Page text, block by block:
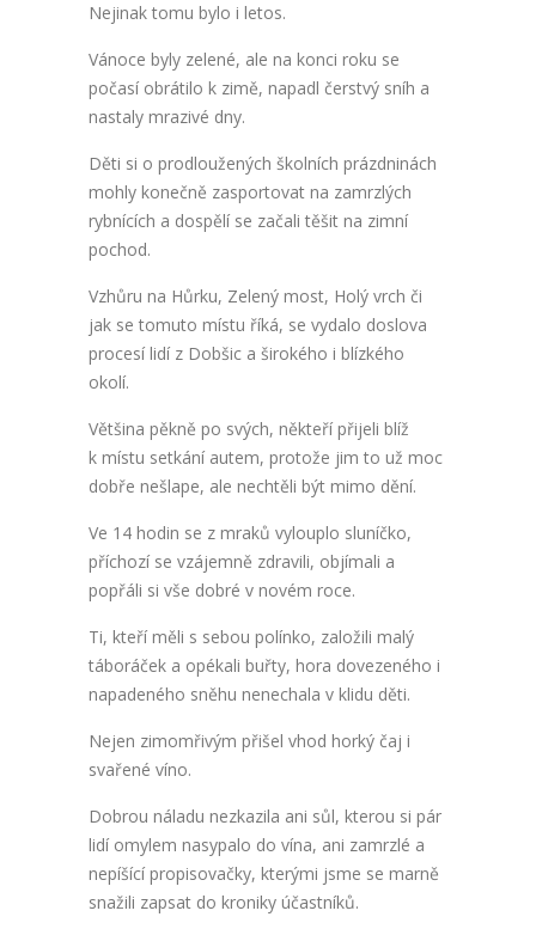
Nejinak tomu bylo i letos.
Vánoce byly zelené, ale na konci roku se
počasí obrátilo k zimě, napadl čerstvý sníh a
nastaly mrazivé dny.
Děti si o prodloužených školních prázdninách
mohly konečně zasportovat na zamrzlých
rybnících a dospělí se začali těšit na zimní
pochod.
Vzhůru na Hůrku, Zelený most, Holý vrch či
jak se tomuto místu říká, se vydalo doslova
procesí lidí z Dobšic a širokého i blízkého
okolí.
Většina pěkně po svých, někteří přijeli blíž
k místu setkání autem, protože jim to už moc
dobře nešlape, ale nechtěli být mimo dění.
Ve 14 hodin se z mraků vylouplo sluníčko,
příchozí se vzájemně zdravili, objímali a
popřáli si vše dobré v novém roce.
Ti, kteří měli s sebou polínko, založili malý
táboráček a opékali buřty, hora dovezeného i
napadeného sněhu nenechala v klidu děti.
Nejen zimomřivým přišel vhod horký čaj i
svařené víno.
Dobrou náladu nezkazila ani sůl, kterou si pár
lidí omylem nasypalo do vína, ani zamrzlé a
nepíšící propisovačky, kterými jsme se marně
snažili zapsat do kroniky účastníků.